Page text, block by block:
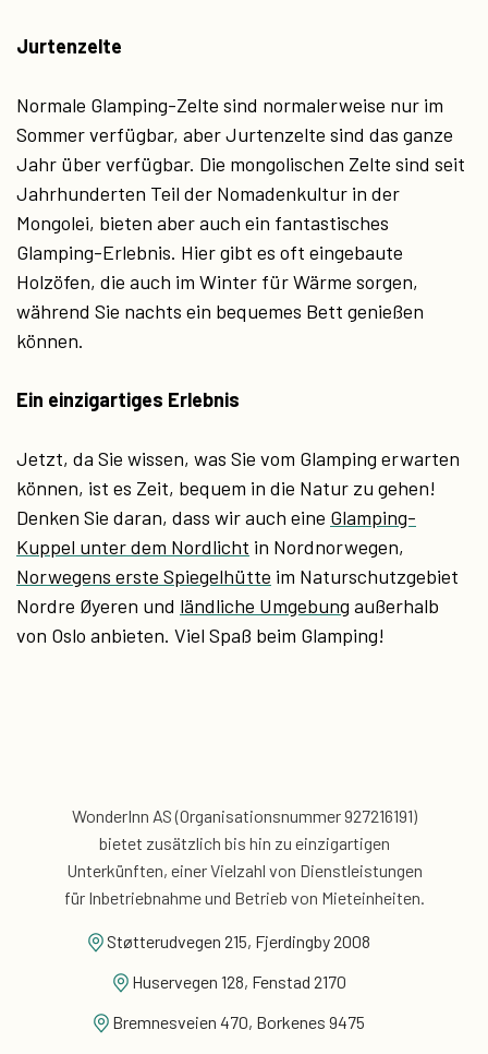
Jurtenzelte
Normale Glamping-Zelte sind normalerweise nur im
Sommer verfügbar, aber Jurtenzelte sind das ganze
Jahr über verfügbar. Die mongolischen Zelte sind seit
Jahrhunderten Teil der Nomadenkultur in der
Mongolei, bieten aber auch ein fantastisches
Glamping-Erlebnis. Hier gibt es oft eingebaute
Holzöfen, die auch im Winter für Wärme sorgen,
während Sie nachts ein bequemes Bett genießen
können.
Ein einzigartiges Erlebnis
Jetzt, da Sie wissen, was Sie vom Glamping erwarten
können, ist es Zeit, bequem in die Natur zu gehen!
Denken Sie daran, dass wir auch eine Glamping-
Kuppel unter dem Nordlicht in Nordnorwegen,
Norwegens erste Spiegelhütte im Naturschutzgebiet
Nordre Øyeren und ländliche Umgebung außerhalb
von Oslo anbieten. Viel Spaß beim Glamping!
WonderInn AS (Organisationsnummer 927216191)
bietet zusätzlich bis hin zu einzigartigen
Unterkünften, einer Vielzahl von Dienstleistungen
fürInbetriebnahme und Betrieb von Mieteinheiten.
Støtterudvegen 215, Fjerdingby 2008
Huservegen 128, Fenstad 2170
Bremnesveien 470, Borkenes 9475